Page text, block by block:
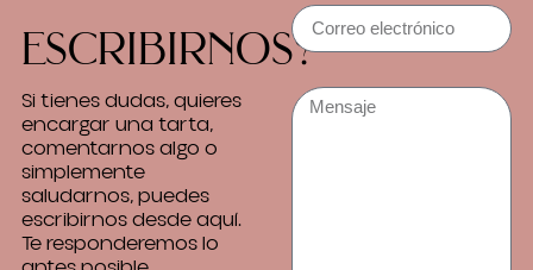
escribirnos?
Si tienes dudas, quieres
encargar una tarta,
comentarnos algo o
simplemente
saludarnos, puedes
escribirnos desde aquí.
Te responderemos lo